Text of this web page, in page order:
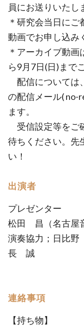
員にお送りいたし
＊研究会当日に
動画でお申し込み
＊アーカイブ動
ら9月7日(日)まで
配信については
の配信メール( no-
ます。
受信設定等をご
待ちください。先
い！
出演者
プレゼンター
松田 昌（名古屋
演奏協力；日比
長 誠
連絡事項
【持ち物】